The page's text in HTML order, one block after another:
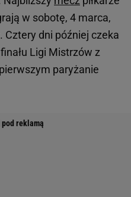
w sobotę, 4 marca,
Cztery dni później czeka
Ligi Mistrzów z
paryżanie